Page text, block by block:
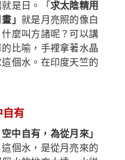
是日。「 求太陰精用
」就是月亮照的像白
什麼叫方諸呢？可以講
的比喻，手裡拿著水晶
個水。在印度天竺的
自有
空中自有，為從月來 」
這個水，是從月亮來的